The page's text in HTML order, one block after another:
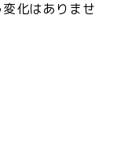
化はありませ